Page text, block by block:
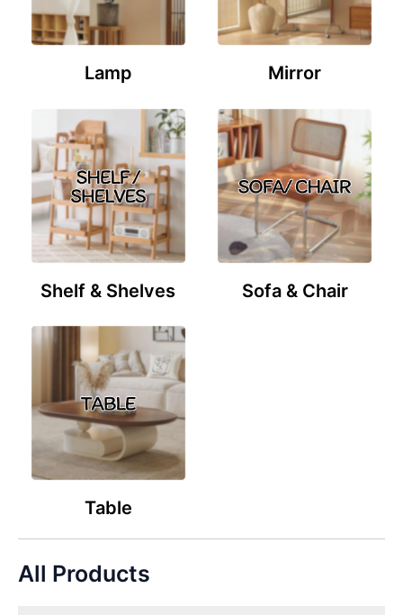
Lamp Mirror
Shelf & Shelves Sofa & Chair
Table
All Products